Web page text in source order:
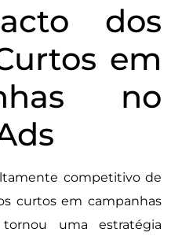
dos
em
no
competitivo de
curtos em campanhas
uma estratégia